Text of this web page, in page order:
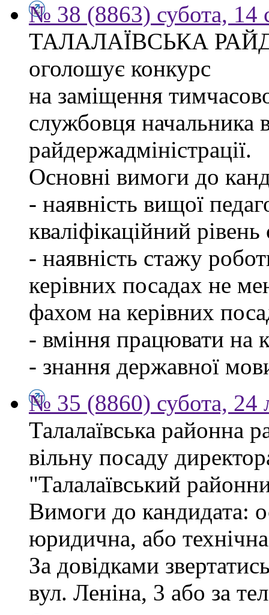
№ 38 (8863) субота, 14
ТАЛАЛАЇВСЬКА
оголошує конкурс
на заміщення
службовця начальника
райдержадміністрації.
Основні вимоги до
- наявність вищої
кваліфікаційний рівень
- наявність стажу
керівних посадах не
фахом на керівних
- вміння працювати на
- знання державної
№ 35 (8860) субота, 24
Талалаївська районна
вільну посаду
"Талалаївський
Вимоги до кандидата:
юридична, або
За довідками
вул. Леніна, 3 або за